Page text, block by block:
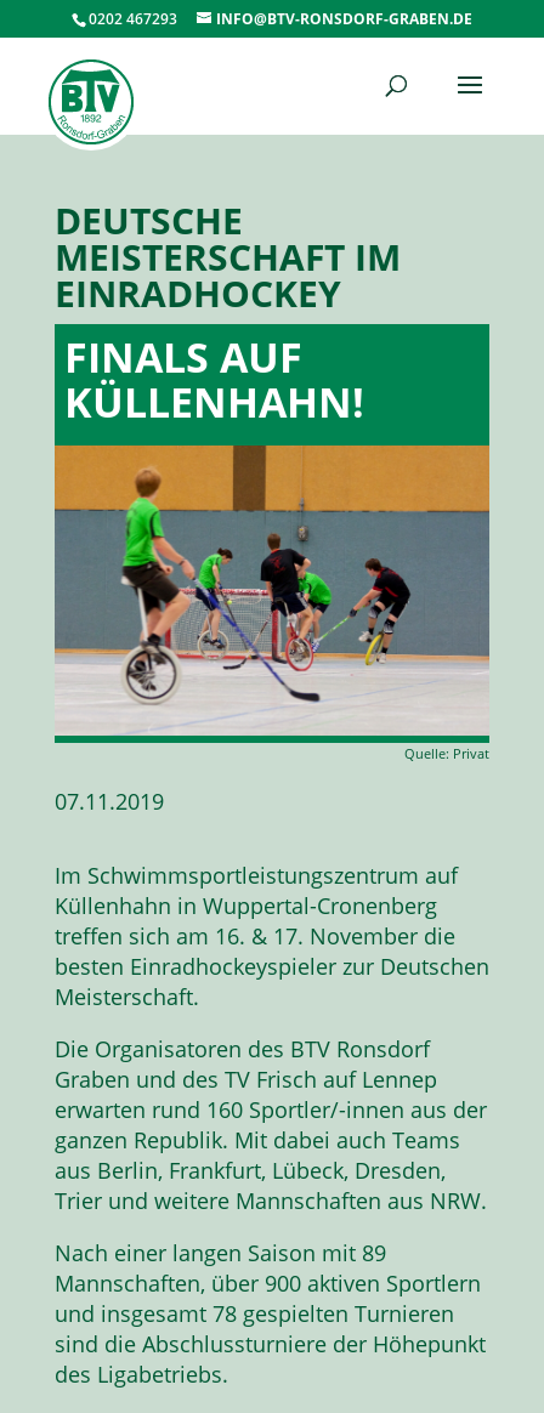
0202 467293 INFO@BTV-RONSDORF-GRABEN.DE
DEUTSCHE
MEISTERSCHAFT IM
EINRADHOCKEY
FINALS AUF
KÜLLENHAHN!
Quelle: Privat
07.11.2019
Im Schwimmsportleistungszentrum auf
Küllenhahn in Wuppertal-Cronenberg
treffen sich am 16. & 17. November die
besten Einradhockeyspieler zur Deutschen
Meisterschaft.
Die Organisatoren des BTV Ronsdorf
Graben und des TV Frisch auf Lennep
erwarten rund 160 Sportler/-innen aus der
ganzen Republik. Mit dabei auch Teams
aus Berlin, Frankfurt, Lübeck, Dresden,
Trier und weitere Mannschaften aus NRW.
Nach einer langen Saison mit 89
Mannschaften, über 900 aktiven Sportlern
und insgesamt 78 gespielten Turnieren
sind die Abschlussturniere der Höhepunkt
des Ligabetriebs.